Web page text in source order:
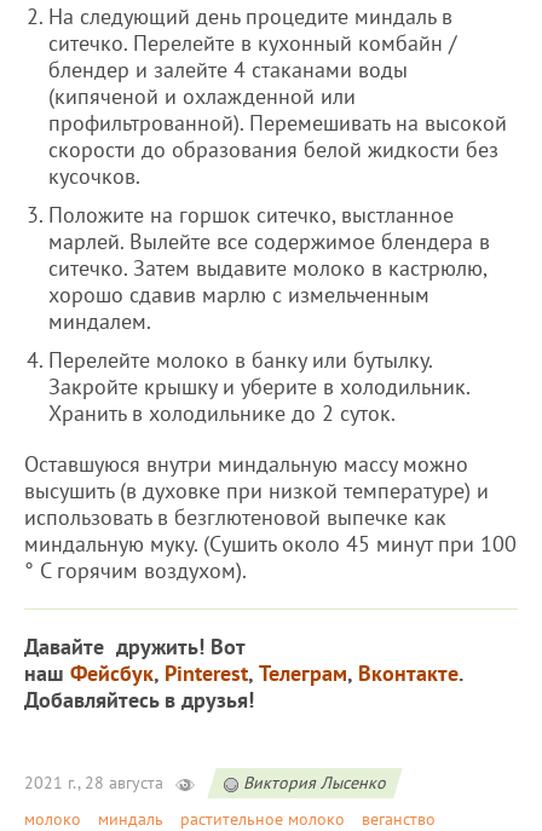
На следующий день процедите миндаль в
ситечко. Перелейте в кухонный комбайн /
блендер и залейте 4 стаканами воды
(кипяченой и охлажденной или
профильтрованной). Перемешивать на высокой
скорости до образования белой жидкости без
кусочков.
Положите на горшок ситечко, выстланное
марлей. Вылейте все содержимое блендера в
ситечко. Затем выдавите молоко в кастрюлю,
хорошо сдавив марлю с измельченным
миндалем.
Перелейте молоко в банку или бутылку.
Закройте крышку и уберите в холодильник.
Хранить в холодильнике до 2 суток.
Оставшуюся внутри миндальную массу можно
высушить (в духовке при низкой температуре) и
использовать в безглютеновой выпечке как
миндальную муку. (Сушить около 45 минут при 100
° C горячим воздухом).
Давайте дружить! Вот
наш Фейсбук, Pinterest, Телеграм, Вконтакте.
Добавляйтесь в друзья!
2021 г., 28 августа
Виктория Лысенко
молоко
миндаль растительное молоко веганство